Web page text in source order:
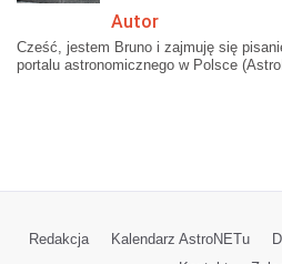
Autor
Cześć, jestem Bruno i zajmuję się
portalu astronomicznego w Polsce
Redakcja Kalendarz AstroNETu